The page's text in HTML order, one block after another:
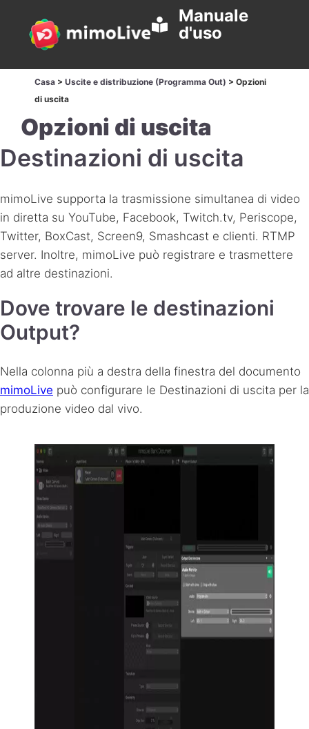
Manuale
d'uso
Casa > Uscite e distribuzione (Programma Out) > Opzioni
di uscita
Opzioni di uscita
Destinazioni di uscita
mimoLive supporta la trasmissione simultanea di video
in diretta su YouTube, Facebook, Twitch.tv, Periscope,
Twitter, BoxCast, Screen9, Smashcast e clienti. RTMP
server. Inoltre, mimoLive può registrare e trasmettere
ad altre destinazioni.
Dove trovare le destinazioni
Output?
Nella colonna più a destra della finestra del documento
mimoLive può configurare le Destinazioni di uscita per la
produzione video dal vivo.